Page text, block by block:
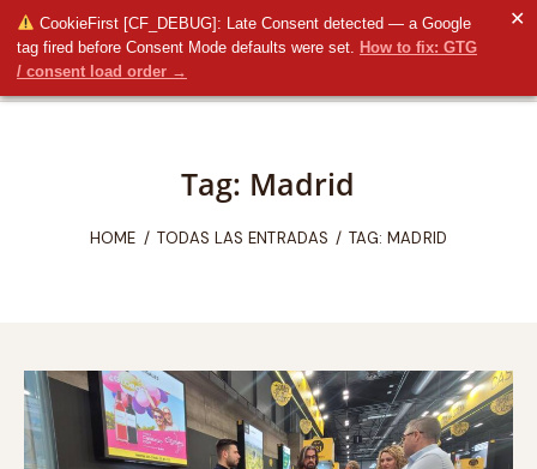
CookieFirst [CF_DEBUG]: Late Consent detected — a Google
tag fired before Consent Mode defaults were set. How to fix: GTG
/ consent load order →
✕
Tag: Madrid
HOME TODAS LAS ENTRADAS TAG: MADRID